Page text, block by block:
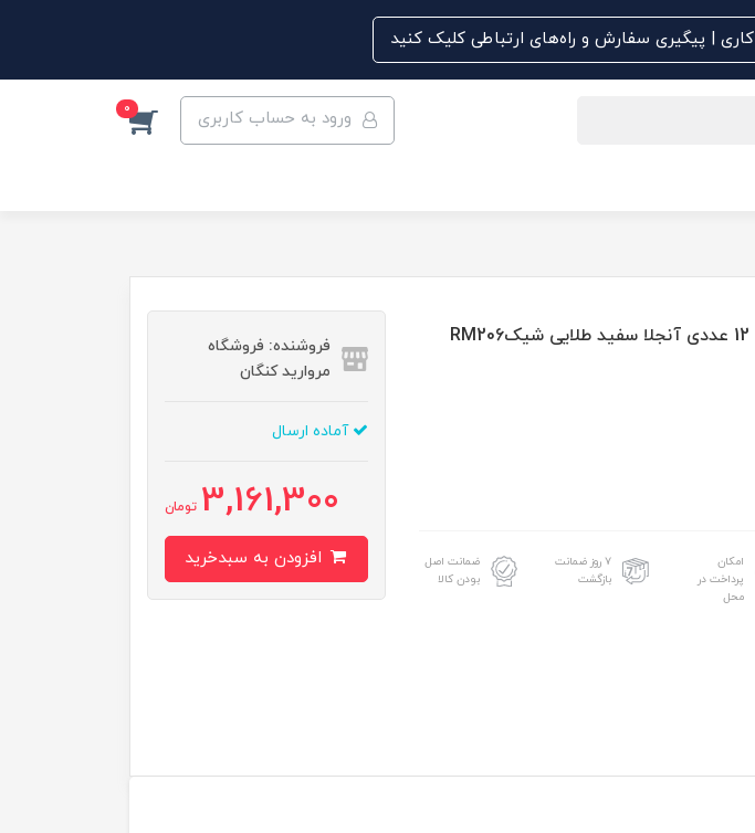
ورود به حساب کاربری 0
امکان
پرداخت در
محل
۷ روز ضمانت
بازگشت
ضمانت اصل
بودن کالا
فروشنده: فروشگاه
مروارید کنگان
آماده ارسال
3,161,300 تومان